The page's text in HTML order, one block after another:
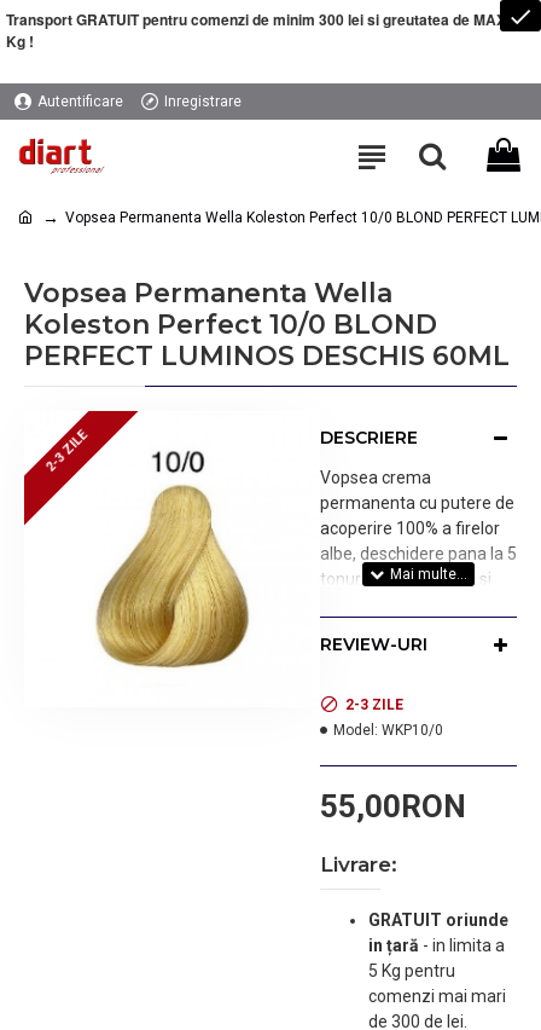
Transport GRATUIT pentru comenzi de minim 300 lei si greutatea de MAXIM 5
Kg !
Autentificare Inregistrare
Vopsea Permanenta Wella Koleston Perfect 10/0 BLOND PERFECT
Vopsea Permanenta Wella
Koleston Perfect 10/0 BLOND
PERFECT LUMINOS DESCHIS 60ML
2-3 ZILE
2-3 ZILE DESCRIERE
Vopsea crema
permanenta cu putere de
acoperire 100% a firelor
albe, deschidere pana la 5
tonuri. Culori intense si
profesional. Nuanta:
LUMINOS DESCHIS 10/0
REVIEW-URI
55,00RON
2-3 ZILE
Model: WKP10/0
Livrare:
GRATUIT oriunde
in țară - in limita a
5 Kg pentru
comenzi mai mari
de 300 de lei.